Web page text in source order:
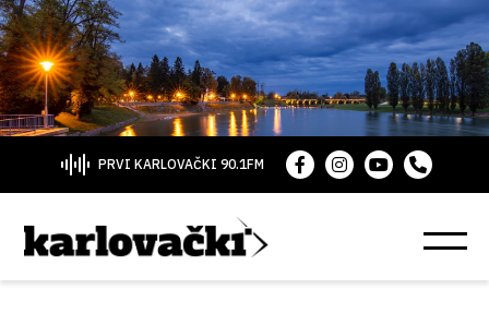
PRVI KARLOVAČKI 90.1FM